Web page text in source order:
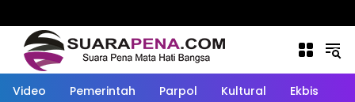
Video Pemerintah Parpol Kultural Ekbis